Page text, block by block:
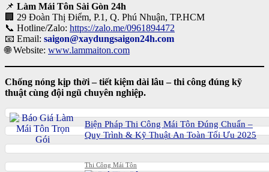
📌 Làm Mái Tôn Sài Gòn 24h
🏢 29 Đoàn Thị Điểm, P.1, Q. Phú Nhuận, TP.HCM
📞 Hotline/Zalo: https://zalo.me/0961894472
📧 Email: saigon@xaydungsaigon24h.com
🌐 Website: www.lammaiton.com
Chống nóng kịp thời – tiết kiệm dài lâu – thi công đúng kỹ
thuật cùng đội ngũ chuyên nghiệp.
Biện Pháp Thi Công Mái Tôn Đúng Chuẩn –
Quy Trình & Kỹ Thuật An Toàn Tối Ưu 2025
Thi Công Mái Tôn